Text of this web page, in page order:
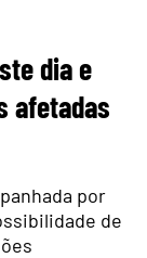
dia e
afetadas
por
de